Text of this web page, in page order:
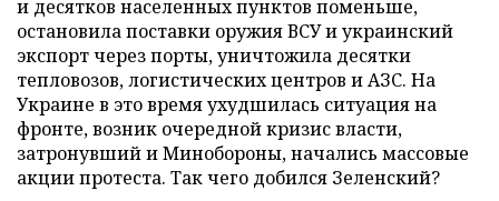
и десятков населенных пунктов поменьше,
остановила поставки оружия ВСУ и украинский
экспорт через порты, уничтожила десятки
тепловозов, логистических центров и АЗС. На
Украине в это время ухудшилась ситуация на
фронте, возник очередной кризис власти,
затронувший и Минобороны, начались массовые
акции протеста. Так чего добился Зеленский?